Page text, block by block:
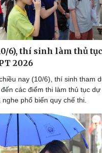
6), thí sinh làm thủ
2026
nay (10/6), thí sinh tham
các điểm thi làm thủ tục
phổ biến quy chế thi.